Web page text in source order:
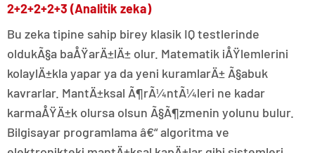
2+2+2+2+3 (Analitik zeka)
Bu zeka tipine sahip birey klasik IQ testlerinde
oldukÃ§a baÅŸarÄ±lÄ± olur. Matematik iÅŸlemlerini
kolaylÄ±kla yapar ya da yeni kuramlarÄ± Ã§abuk
kavrarlar. MantÄ±ksal Ã¶rÃ¼ntÃ¼leri ne kadar
karmaÅŸÄ±k olursa olsun Ã§Ã¶zmenin yolunu bulur.
Bilgisayar programlama â€“ algoritma ve